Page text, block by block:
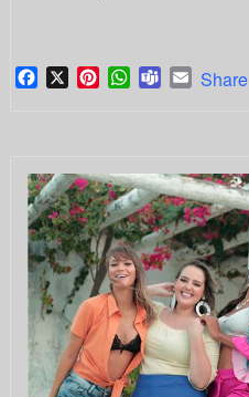
Facebook
X PinterestWhatsApp
TeamsEmail
Share